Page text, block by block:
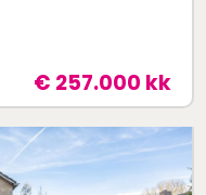
€ 257.000 kk